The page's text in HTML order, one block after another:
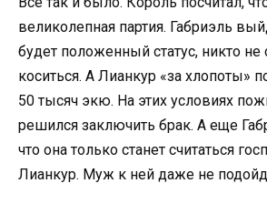
великолепная партия. Габриэль
будет положенный статус, никто не
коситься. А Лианкур «за хлопоты»
50 тысяч экю. На этих условиях
решился заключить брак. А еще
что она только станет считаться
Лианкур. Муж к ней даже не